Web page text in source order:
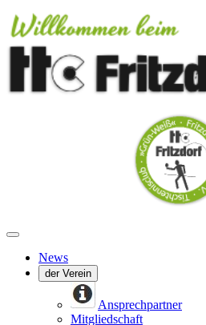
News
der Verein
Ansprechpartner
Mitgliedschaft